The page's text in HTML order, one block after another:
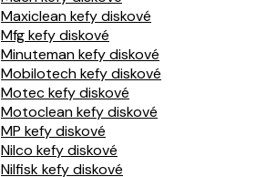
Maxiclean kefy diskové
Mfg kefy diskové
Minuteman kefy diskové
Mobilotech kefy diskové
Motec kefy diskové
Motoclean kefy diskové
MP kefy diskové
Nilco kefy diskové
Nilfisk kefy diskové